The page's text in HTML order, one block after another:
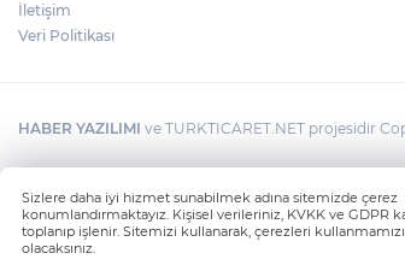
İletişim
Veri Politikası
HABER YAZILIMI ve TURKTICARET.NET projesidir
Sizlere daha iyi hizmet sunabilmek adına sitemizde çerez
konumlandırmaktayız. Kişisel verileriniz, KVKK ve GDPR
toplanıp işlenir. Sitemizi kullanarak, çerezleri
olacaksınız.